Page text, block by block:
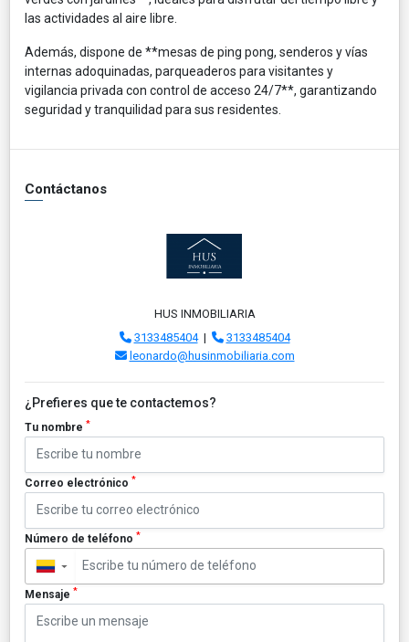
las actividades al aire libre.
Además, dispone de **mesas de ping pong, senderos y vías
internas adoquinadas, parqueaderos para visitantes y
vigilancia privada con control de acceso 24/7**, garantizando
seguridad y tranquilidad para sus residentes.
Contáctanos
HUS INMOBILIARIA
3133485404|
3133485404
leonardo@husinmobiliaria.com
¿Prefieres que te contactemos?
Tu nombre *
Correo electrónico *
Número de teléfono *
▼
Mensaje *